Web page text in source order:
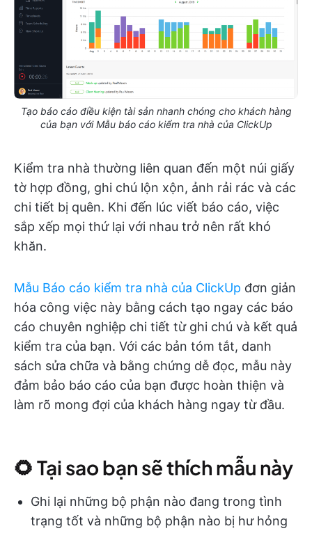
Tạo báo cáo điều kiện tài sản nhanh chóng cho khách hàng
của bạn với Mẫu báo cáo kiểm tra nhà của ClickUp
Kiểm tra nhà thường liên quan đến một núi giấy
tờ hợp đồng, ghi chú lộn xộn, ảnh rải rác và các
chi tiết bị quên. Khi đến lúc viết báo cáo, việc
sắp xếp mọi thứ lại với nhau trở nên rất khó
khăn.
Mẫu Báo cáo kiểm tra nhà của ClickUp đơn giản
hóa công việc này bằng cách tạo ngay các báo
cáo chuyên nghiệp chi tiết từ ghi chú và kết quả
kiểm tra của bạn. Với các bản tóm tắt, danh
sách sửa chữa và bằng chứng dễ đọc, mẫu này
đảm bảo báo cáo của bạn được hoàn thiện và
làm rõ mong đợi của khách hàng ngay từ đầu.
🌻 Tại sao bạn sẽ thích mẫu này
Ghi lại những bộ phận nào đang trong tình
trạng tốt và những bộ phận nào bị hư hỏng